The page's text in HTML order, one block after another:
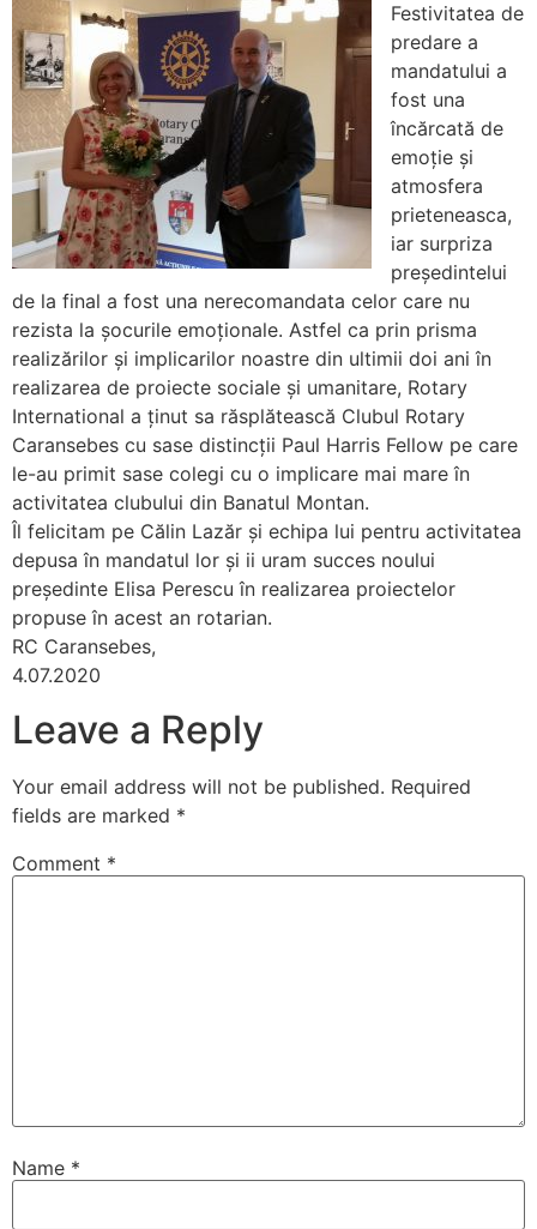
Festivitatea de
predare a
mandatului a
fost una
încărcată de
emoție și
atmosfera
prieteneasca,
iar surpriza
președintelui
de la final a fost una nerecomandata celor care nu
rezista la șocurile emoționale. Astfel ca prin prisma
realizărilor și implicarilor noastre din ultimii doi ani în
realizarea de proiecte sociale și umanitare, Rotary
International a ținut sa răsplătească Clubul Rotary
Caransebes cu sase distincții Paul Harris Fellow pe care
le-au primit sase colegi cu o implicare mai mare în
activitatea clubului din Banatul Montan.
Îl felicitam pe Călin Lazăr și echipa lui pentru activitatea
depusa în mandatul lor și ii uram succes noului
președinte Elisa Perescu în realizarea proiectelor
propuse în acest an rotarian.
RC Caransebes,
4.07.2020
Leave a Reply
Your email address will not be published. Required
fields are marked *
Comment *
Name *